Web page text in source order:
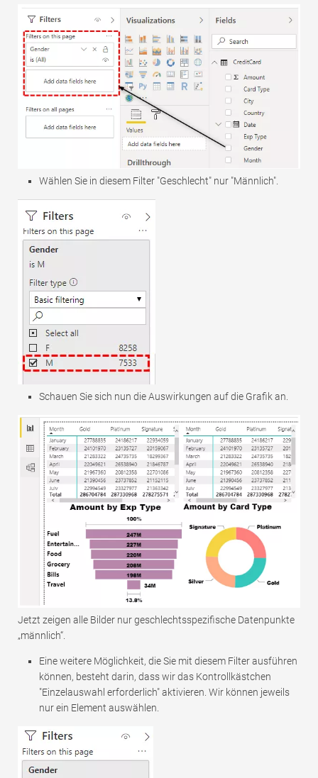
Wählen Sie in diesem Filter "Geschlecht" nur "Männlich".
Schauen Sie sich nun die Auswirkungen auf die Grafik an.
Jetzt zeigen alle Bilder nur geschlechtsspezifische Datenpunkte
„männlich“.
Eine weitere Möglichkeit, die Sie mit diesem Filter ausführen
können, besteht darin, dass wir das Kontrollkästchen
"Einzelauswahl erforderlich" aktivieren. Wir können jeweils
nur ein Element auswählen.